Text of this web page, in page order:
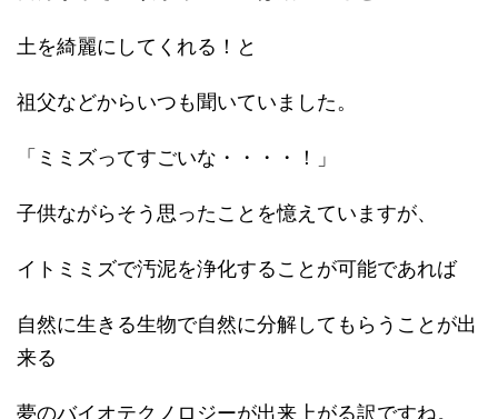
土を綺麗にしてくれる！と
祖父などからいつも聞いていました。
「ミミズってすごいな・・・・！」
子供ながらそう思ったことを憶えていますが、
イトミミズで汚泥を浄化することが可能であれば
自然に生きる生物で自然に分解してもらうことが出
来る
夢のバイオテクノロジーが出来上がる訳ですね。